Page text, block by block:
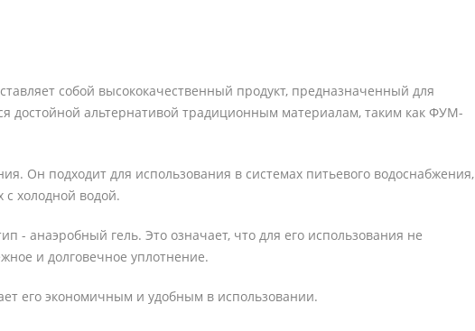
собой высококачественный продукт, предназначенный для
достойной альтернативой традиционным материалам, таким как ФУМ-
Он подходит для использования в системах питьевого водоснабжения,
с холодной водой.
- анаэробный гель. Это означает, что для его использования не
и долговечное уплотнение.
его экономичным и удобным в использовании.